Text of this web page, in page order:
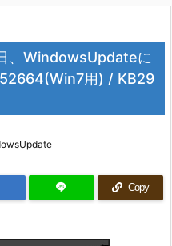
、WindowsUpdateに
用) / KB29
Copy